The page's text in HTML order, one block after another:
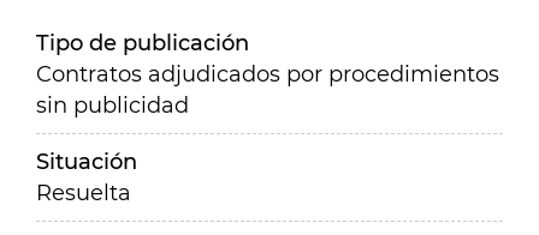
Tipo de publicación
Contratos adjudicados por procedimientos
sin publicidad
Situación
Resuelta